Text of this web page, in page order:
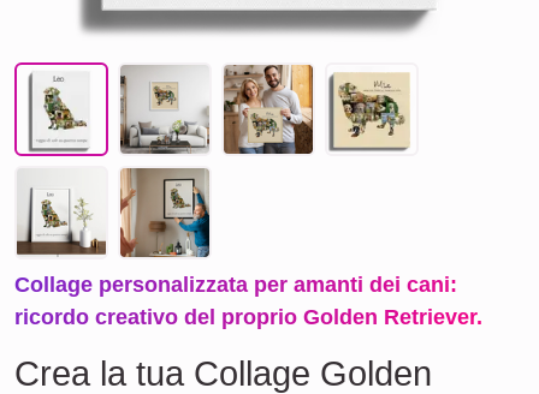
Collage personalizzata per amanti dei cani:
ricordo creativo del proprio Golden Retriever.
Crea la tua Collage Golden